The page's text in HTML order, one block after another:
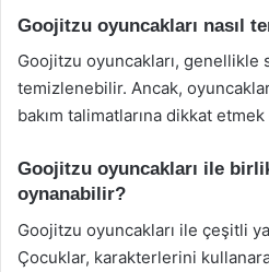
Goojitzu oyuncakları nasıl
Goojitzu oyuncakları, genellikle
temizlenebilir. Ancak,
bakım talimatlarına dikkat
Goojitzu oyuncakları ile
oynanabilir?
Goojitzu oyuncakları ile çeşitli
Çocuklar, karakterlerini